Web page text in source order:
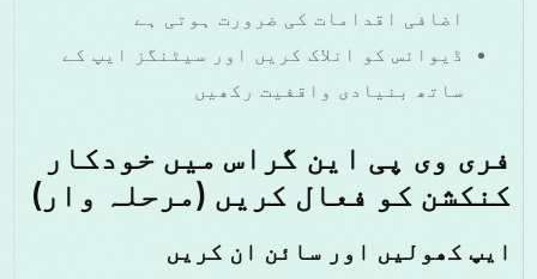
اضافی اقدامات کی ضرورت ہوتی ہے
ڈیوائس کو انلاک کریں اور سیٹنگز ایپ کے
ساتھ بنیادی واقفیت رکھیں
فری وی پی این گراس میں خودکار
کنکشن کو فعال کریں (مرحلہ وار)
ایپ کھولیں اور سائن ان کریں